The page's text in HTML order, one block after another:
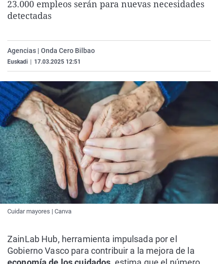
La rosa de los vientos
Como el perro y el
Caso
Equipo de
Extremadura
La Rioja
Virales
Elecciones
23.000 empleos serán para nuevas necesidades
detectadas
Agencias | Onda Cero Bilbao
Euskadi 17.03.2025 12:51
Cuidar mayores | Canva
ZainLab Hub, herramienta impulsada por el
Gobierno Vasco para contribuir a la mejora de la